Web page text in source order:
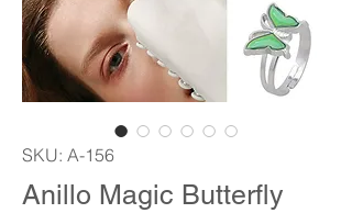
SKU: A-156
Anillo Magic Butterfly